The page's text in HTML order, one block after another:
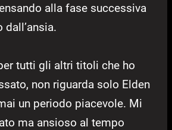
alla fase successiva
tutti gli altri titoli che ho
non riguarda solo Elden
un periodo piacevole. Mi
ma ansioso al tempo